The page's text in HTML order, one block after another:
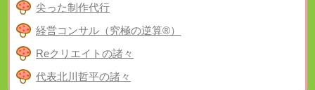
尖った制作代行
経営コンサル（究極の逆算®）
Reクリエイトの諸々
代表北川哲平の諸々